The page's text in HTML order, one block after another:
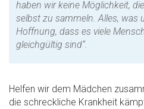
haben wir keine Möglichkeit,
selbst zu sammeln. Alles, was
Hoffnung, dass es viele
gleichgültig sind“.
Helfen wir dem Mädchen
die schreckliche Krankheit